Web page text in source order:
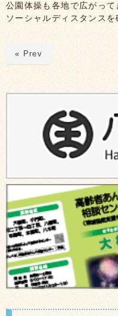
公園体操も各地で広がって
ソーシャルディスタンス
« Prev